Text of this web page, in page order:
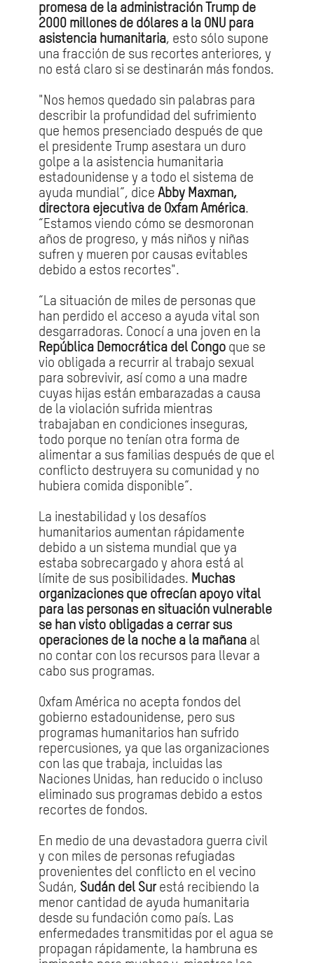
promesa de la administración Trump de
2000 millones de dólares a la ONU para
asistencia humanitaria, esto sólo supone
una fracción de sus recortes anteriores, y
no está claro si se destinarán más fondos.
"Nos hemos quedado sin palabras para
describir la profundidad del sufrimiento
que hemos presenciado después de que
el presidente Trump asestara un duro
golpe a la asistencia humanitaria
estadounidense y a todo el sistema de
ayuda mundial”, dice Abby Maxman,
directora ejecutiva de Oxfam América.
“Estamos viendo cómo se desmoronan
años de progreso, y más niños y niñas
sufren y mueren por causas evitables
debido a estos recortes".
“La situación de miles de personas que
han perdido el acceso a ayuda vital son
desgarradoras. Conocí a una joven en la
República Democrática del Congo que se
vio obligada a recurrir al trabajo sexual
para sobrevivir, así como a una madre
cuyas hijas están embarazadas a causa
de la violación sufrida mientras
trabajaban en condiciones inseguras,
todo porque no tenían otra forma de
alimentar a sus familias después de que el
conflicto destruyera su comunidad y no
hubiera comida disponible”.
La inestabilidad y los desafíos
humanitarios aumentan rápidamente
debido a un sistema mundial que ya
estaba sobrecargado y ahora está al
límite de sus posibilidades. Muchas
organizaciones que ofrecían apoyo vital
para las personas en situación vulnerable
se han visto obligadas a cerrar sus
operaciones de la noche a la mañana al
no contar con los recursos para llevar a
cabo sus programas.
Oxfam América no acepta fondos del
gobierno estadounidense, pero sus
programas humanitarios han sufrido
repercusiones, ya que las organizaciones
con las que trabaja, incluidas las
Naciones Unidas, han reducido o incluso
eliminado sus programas debido a estos
recortes de fondos.
En medio de una devastadora guerra civil
y con miles de personas refugiadas
provenientes del conflicto en el vecino
Sudán, Sudán del Sur está recibiendo la
menor cantidad de ayuda humanitaria
desde su fundación como país. Las
enfermedades transmitidas por el agua se
propagan rápidamente, la hambruna es